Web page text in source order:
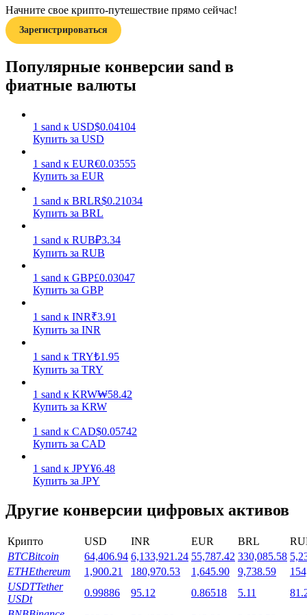
Силовая свинья
Стейкинг
Высокая прибыль и мгновенный доступ
Launchpool
Гибкая ставка для заработка популярных токенов
Начните свое крипто-путешествие прямо сейчас!
Зарегистрироваться
Популярные конверсии sand в
фиатные валюты
1 sand к USD$0.04104
Купить за USD
1 sand к EUR€0.03555
Купить за EUR
1 sand к BRLR$0.21034
Купить за BRL
1 sand к RUB₽3.34
Купить за RUB
1 sand к GBP£0.03047
Купить за GBP
1 sand к INR₹3.91
Купить за INR
1 sand к TRY₺1.95
Купить за TRY
1 sand к KRW₩58.42
Купить за KRW
1 sand к CAD$0.05742
Купить за CAD
1 sand к JPY¥6.48
Купить за JPY
Другие конверсии цифровых активов
Крипто USD INR EUR BRL
BTCBitcoin 64,406.94 6,133,921.24 55,787.42 330,085.58
ETHEthereum 1,900.21 180,970.53 1,645.90 9,738.59
USDTTether
USDt
0.99886 95.12 0.86518 5.11